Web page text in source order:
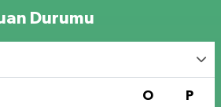
Durumu
O P